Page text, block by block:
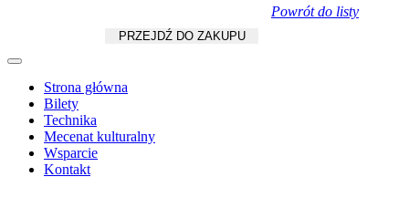
PRZEJDŹ DO ZAKUPU
Strona główna
Bilety
Technika
Mecenat kulturalny
Wsparcie
Kontakt
Powrót do listy